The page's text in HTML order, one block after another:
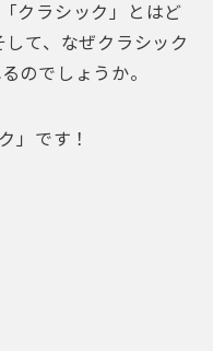
クラシック」とはど
て、なぜクラシック
のでしょうか。
」です！